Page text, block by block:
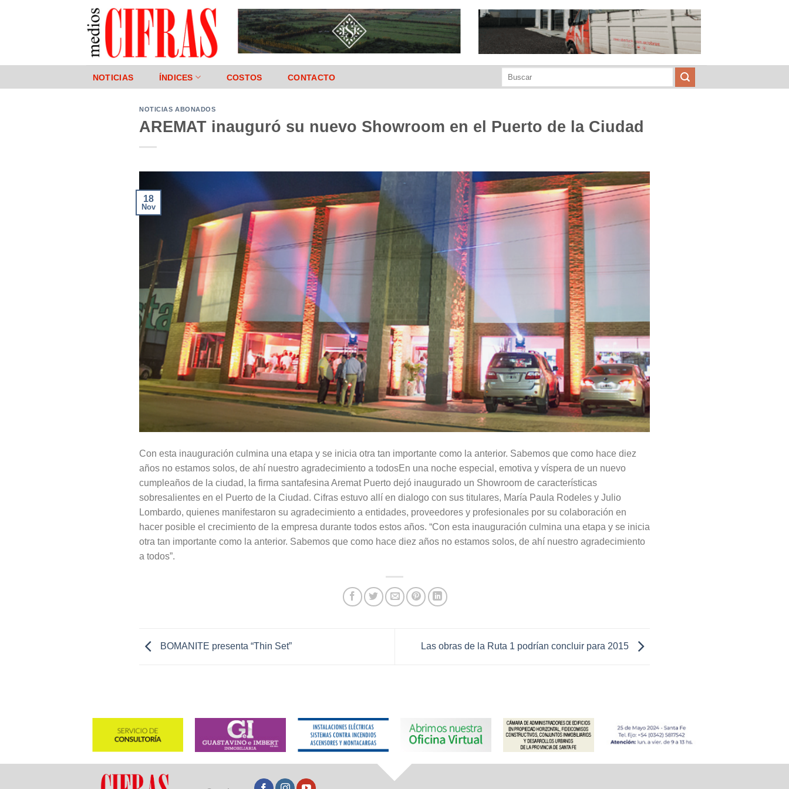
NOTICIAS ÍNDICES COSTOS CONTACTO
NOTICIAS ABONADOS
AREMAT inauguró su nuevo Showroom en el Puerto de la Ciudad
18
Nov
Con esta inauguración culmina una etapa y se inicia otra tan importante como la anterior. Sabemos que como hace diez
años no estamos solos, de ahí nuestro agradecimiento a todosEn una noche especial, emotiva y víspera de un nuevo
cumpleaños de la ciudad, la firma santafesina Aremat Puerto dejó inaugurado un Showroom de características
sobresalientes en el Puerto de la Ciudad. Cifras estuvo allí en dialogo con sus titulares, María Paula Rodeles y Julio
Lombardo, quienes manifestaron su agradecimiento a entidades, proveedores y profesionales por su colaboración en
hacer posible el crecimiento de la empresa durante todos estos años. “Con esta inauguración culmina una etapa y se inicia
otra tan importante como la anterior. Sabemos que como hace diez años no estamos solos, de ahí nuestro agradecimiento
a todos”.
BOMANITE presenta “Thin Set” Las obras de la Ruta 1 podrían concluir para 2015